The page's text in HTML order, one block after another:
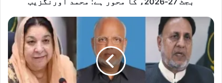
محور
ہے:
محمد
اورنگزیب
9
مئی
پولیس
گاڑیوں
کو
جلانے